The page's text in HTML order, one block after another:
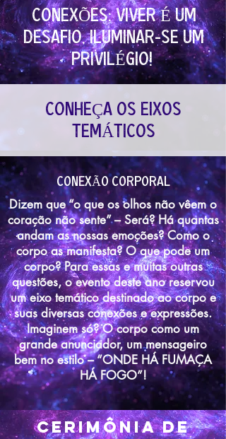
ConexÕes: Viver É um
desafio, iluminar-se um
privilÉgio!
conheÇa os eixos
temÁticos
conexÃO corporal
Dizem que “o que os olhos não vêem o
coração não sente” – Será? Há quantas
andam as nossas emoções? Como o
corpo as manifesta? O que pode um
corpo? Para essas e muitas outras
questões, o evento deste ano reservou
um eixo temático destinado ao corpo e
suas diversas conexões e expressões.
Imaginem só? O corpo como um
grande anunciador, um mensageiro
bem no estilo – “ONDE HÁ FUMAÇA
HÁ FOGO”!
Cerimônia de